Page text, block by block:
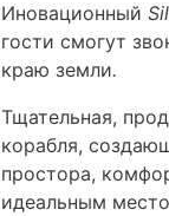
Иновационный
гости смогут
краю земли.
Тщательная,
корабля,
простора,
идеальным